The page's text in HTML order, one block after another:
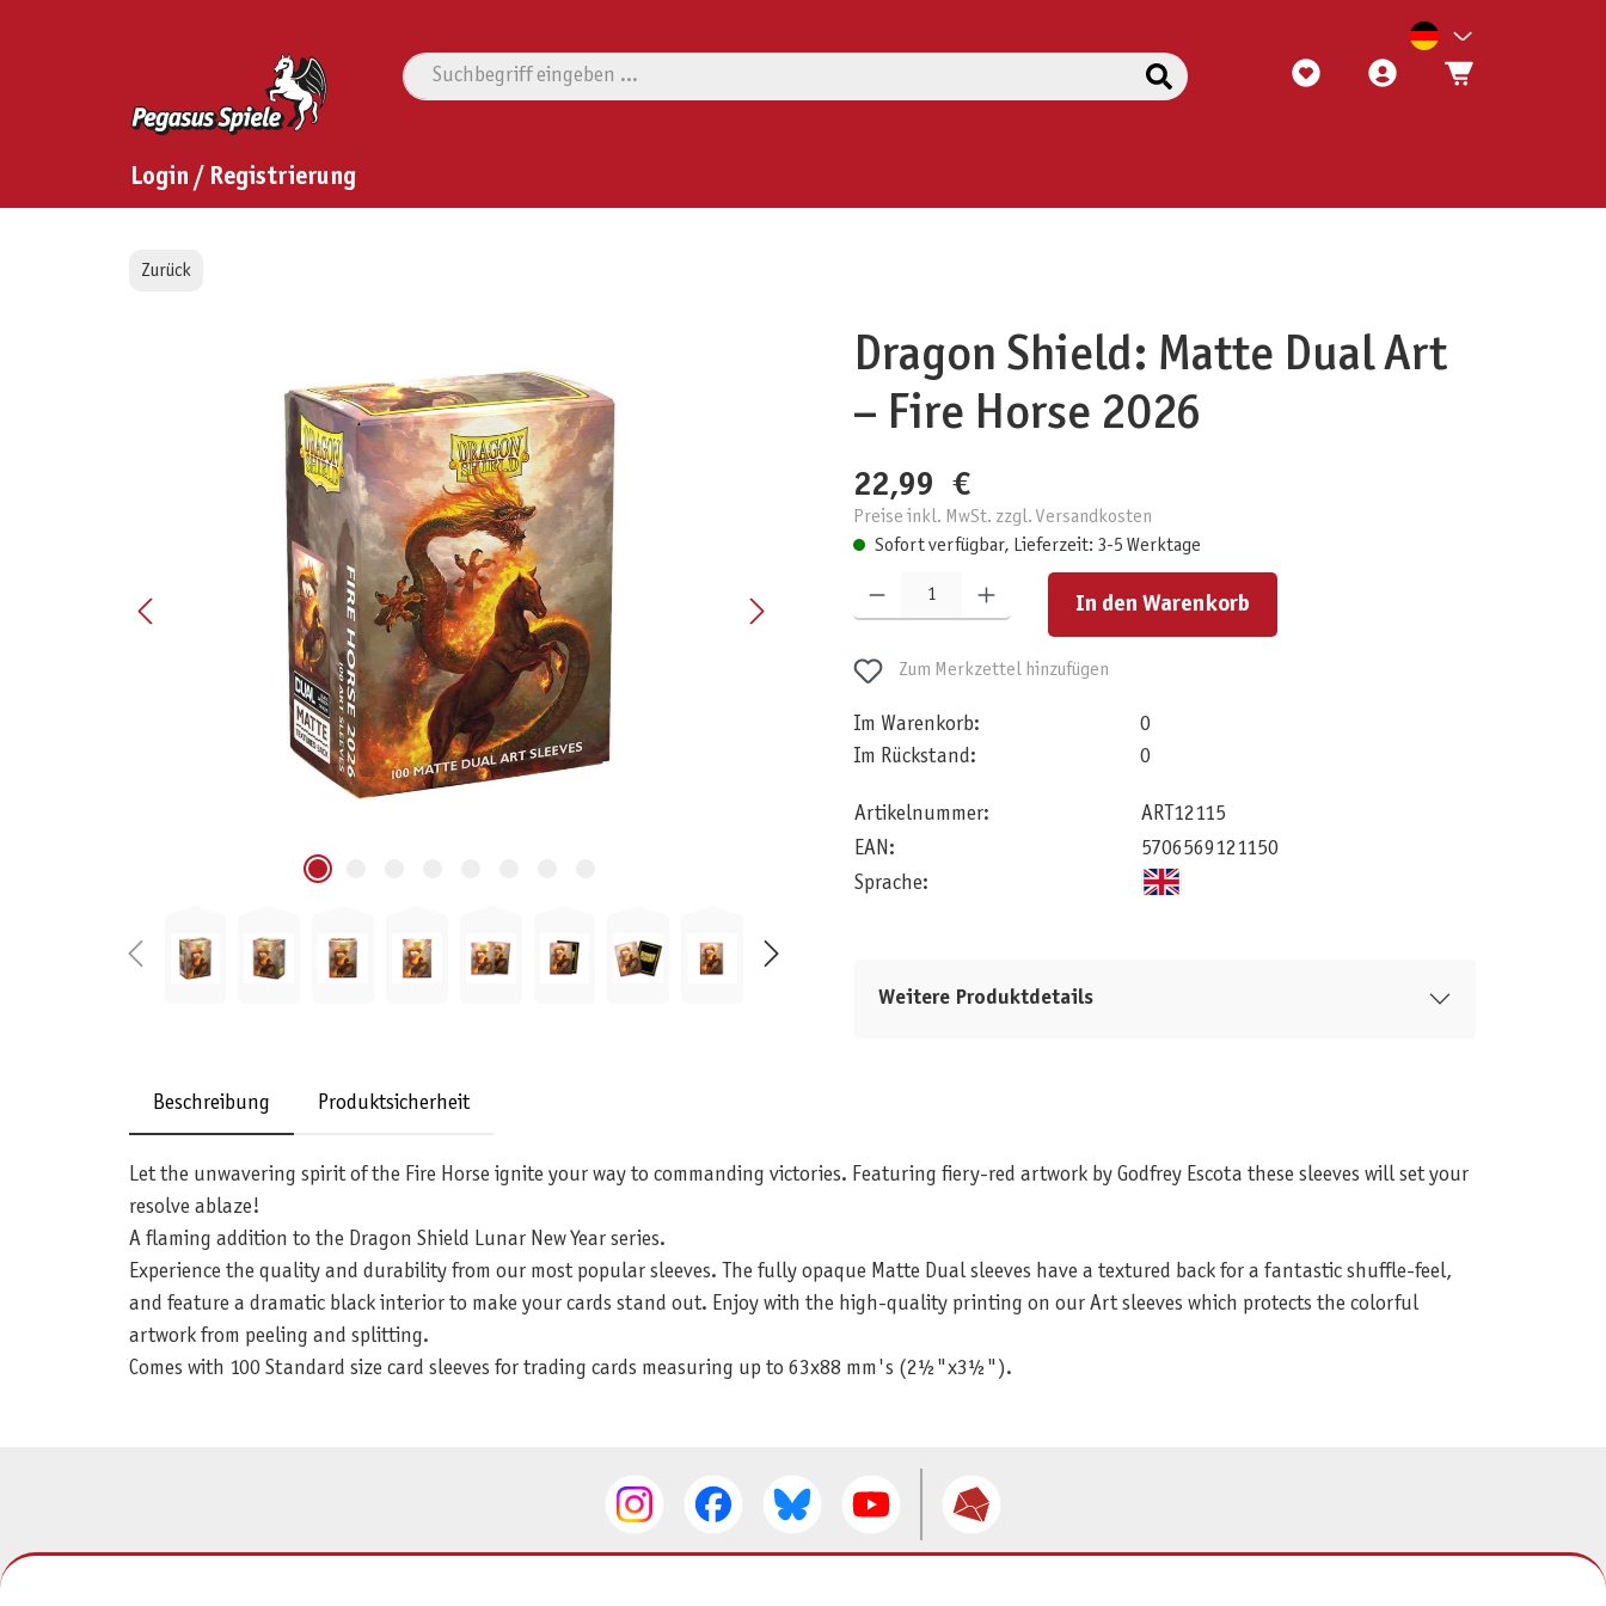
Login / Registrierung
Zurück
Dragon Shield: Matte Dual Art
– Fire Horse 2026
22,99 €
Preise inkl. MwSt. zzgl. Versandkosten
Sofort verfügbar, Lieferzeit: 3-5 Werktage
Produkt Anzahl: Gib den gewünschten Wert ein oder benutze die Schaltflächen um die Anzahl zu erhöhen oder zu reduzieren.
In den Warenkorb
Zum Merkzettel hinzufügen
Im Warenkorb:
0
Im Rückstand:
0
Artikelnummer:
ART12115
EAN:
5706569121150
Sprache:
Weitere Produktdetails
Beschreibung Produktsicherheit
Let the unwavering spirit of the Fire Horse ignite your way to commanding victories. Featuring fiery-red artwork by Godfrey Escota these sleeves will set your
resolve ablaze!
A flaming addition to the Dragon Shield Lunar New Year series.
Experience the quality and durability from our most popular sleeves. The fully opaque Matte Dual sleeves have a textured back for a fantastic shuffle-feel,
and feature a dramatic black interior to make your cards stand out. Enjoy with the high-quality printing on our Art sleeves which protects the colorful
artwork from peeling and splitting.
Comes with 100 Standard size card sleeves for trading cards measuring up to 63x88 mm's (2½"x3½").